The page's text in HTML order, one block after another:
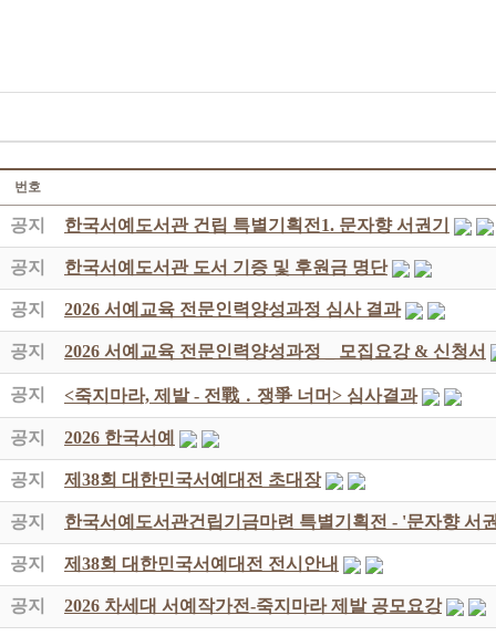
번호
공지 한국서예도서관 건립 특별기획전1. 문자향 서권기
공지 한국서예도서관 도서 기증 및 후원금 명단
공지 2026 서예교육 전문인력양성과정 심사 결과
공지 2026 서예교육 전문인력양성과정 _ 모집요강 & 신청서
공지 <죽지마라, 제발 - 전戰 ․ 쟁爭 너머> 심사결과
공지 2026 한국서예
공지 제38회 대한민국서예대전 초대장
공지 한국서예도서관건립기금마련 특별기획전 - '문자향 서
공지 제38회 대한민국서예대전 전시안내
공지 2026 차세대 서예작가전-죽지마라 제발 공모요강